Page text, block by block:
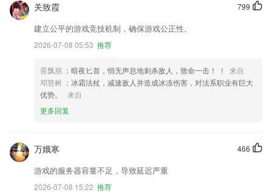
799
关致霞
建立公平的游戏竞技机制，确保游戏公正性。
2026-07-08 05:53 推荐
胥飘朋 ：暗夜匕首，悄无声息地刺杀敌人，致命一击！ ！
来自
邓慧树 ：冰霜法杖，减速敌人并造成冰冻伤害，对法系职业有巨大
优势。
来自
更多回复
466
万娥寒
游戏的服务器容量不足，导致延迟严重
2026-07-08 15:22 推荐